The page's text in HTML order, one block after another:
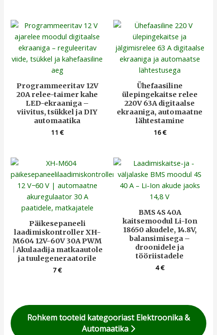
Programmeeritav 12V
20A relee-taimer kahe
LED-ekraaniga –
viivitus, tsükkel ja DIY
automaatika
11€
Ühefaasiline
ülepingekaitse relee
220V 63A digitaalse
ekraaniga, automaatne
lähtestamine
16€
Päikesepaneeli
laadimiskontroller XH-
M604 12V-60V 30A PWM
| Akulaadija matkaautole
ja tuulegeneraatorile
7€
BMS 4S 40A
kaitsemoodul Li-Ion
18650 akudele, 14.8V,
balansimisega –
droonidele ja
tööriistadele
4€
Rohkem tooteid kategooriast Elektroonika &
Automaatika